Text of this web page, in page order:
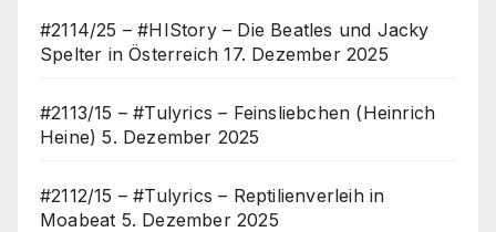
#2114/25 – #HIStory – Die Beatles und Jacky
Spelter in Österreich 17. Dezember 2025
#2113/15 – #Tulyrics – Feinsliebchen (Heinrich
Heine) 5. Dezember 2025
#2112/15 – #Tulyrics – Reptilienverleih in
Moabeat 5. Dezember 2025